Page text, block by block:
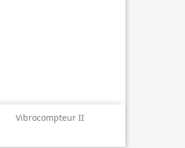
Vibrocompteur II